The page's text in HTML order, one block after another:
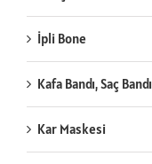
İpli Bone
Kafa Bandı, Saç Bandı
Kar Maskesi